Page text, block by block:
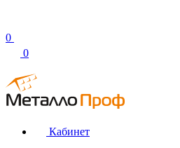
0
0
Кабинет